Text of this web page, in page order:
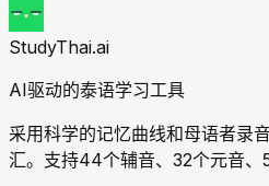
StudyThai.ai
AI驱动的泰语学习工具
采用科学的记忆曲线和母语者录
汇。支持44个辅音、32个元音、